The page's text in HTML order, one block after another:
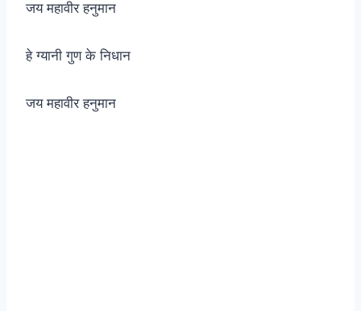
जय महावीर हनुमान
हे ग्यानी गुण के निधान
जय महावीर हनुमान